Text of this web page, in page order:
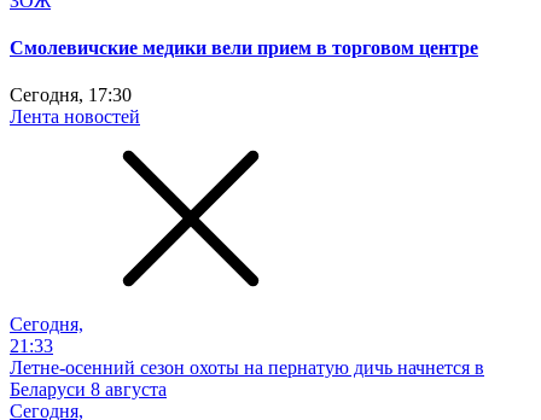
Смолевичские медики вели прием в торговом центре
Сегодня, 17:30
Лента новостей
Сегодня,
21:33
Летне-осенний сезон охоты на пернатую дичь начнется в
Беларуси 8 августа
Сегодня,